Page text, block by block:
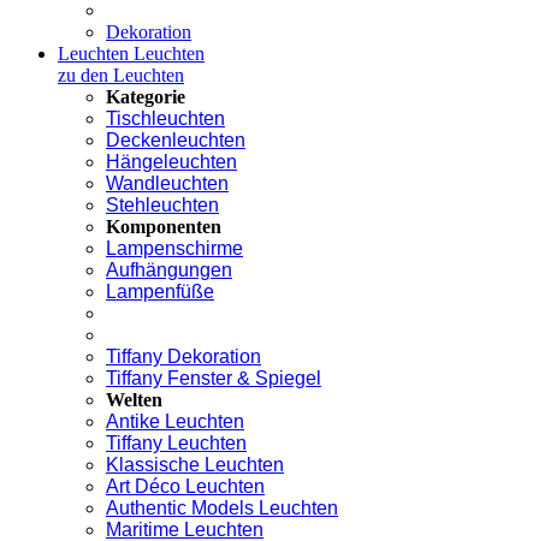
Dekoration
Leuchten Leuchten
zu den Leuchten
Kategorie
Tischleuchten
Deckenleuchten
Hängeleuchten
Wandleuchten
Stehleuchten
Komponenten
Lampenschirme
Aufhängungen
Lampenfüße
Tiffany Dekoration
Tiffany Fenster & Spiegel
Welten
Antike Leuchten
Tiffany Leuchten
Klassische Leuchten
Art Déco Leuchten
Authentic Models Leuchten
Maritime Leuchten